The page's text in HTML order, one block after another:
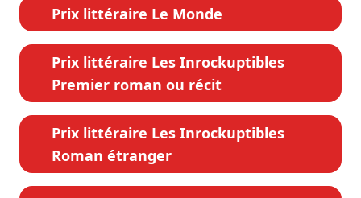
Prix littéraire Le Monde
Prix littéraire Les Inrockuptibles
Premier roman ou récit
Prix littéraire Les Inrockuptibles
Roman étranger